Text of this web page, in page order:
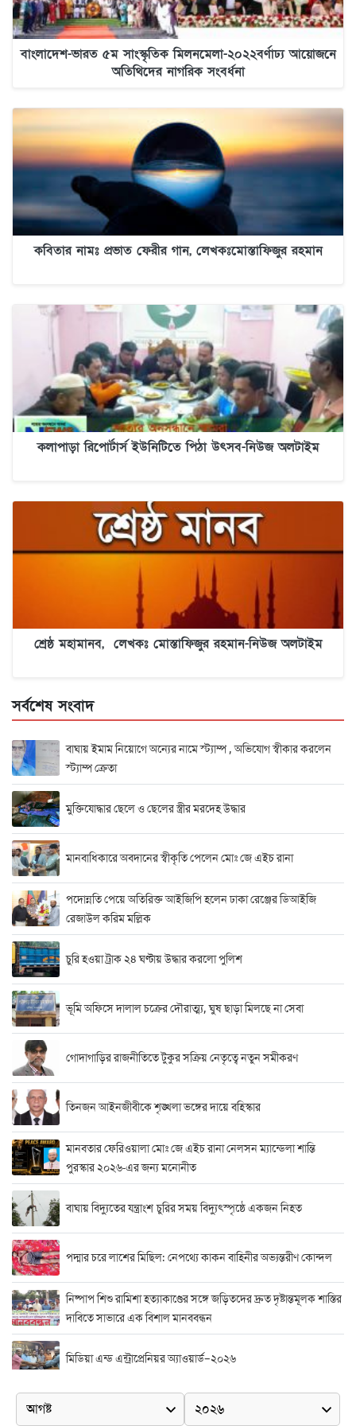
বাংলাদেশ-ভারত ৫ম সাংস্কৃতিক মিলনমেলা-২০২২বর্ণাঢ্য আয়োজনে
অতিথিদের নাগরিক সংবর্ধনা
কবিতার নামঃ প্রভাত ফেরীর গান, লেখকঃমোস্তাফিজুর রহমান
কলাপাড়া রিপোর্টার্স ইউনিটিতে পিঠা উৎসব-নিউজ অলটাইম
শ্রেষ্ঠ মহামানব, লেখকঃ মোস্তাফিজুর রহমান-নিউজ অলটাইম
সর্বশেষ সংবাদ
বাঘায় ইমাম নিয়োগে অন্যের নামে স্ট্যাম্প , অভিযোগ স্বীকার করলেন
স্ট্যাম্প ক্রেতা
মুক্তিযোদ্ধার ছেলে ও ছেলের স্ত্রীর মরদেহ উদ্ধার
মানবাধিকারে অবদানের স্বীকৃতি পেলেন মোঃ জে এইচ রানা
পদোন্নতি পেয়ে অতিরিক্ত আইজিপি হলেন ঢাকা রেঞ্জের ডিআইজি
রেজাউল করিম মল্লিক
চুরি হওয়া ট্রাক ২৪ ঘণ্টায় উদ্ধার করলো পুলিশ
ভূমি অফিসে দালাল চক্রের দৌরাত্ম্য, ঘুষ ছাড়া মিলছে না সেবা
গোদাগাড়ির রাজনীতিতে টুকুর সক্রিয় নেতৃত্বে নতুন সমীকরণ
তিনজন আইনজীবীকে শৃঙ্খলা ভঙ্গের দায়ে বহিস্কার
মানবতার ফেরিওয়ালা মোঃ জে এইচ রানা নেলসন ম্যান্ডেলা শান্তি
পুরস্কার ২০২৬-এর জন্য মনোনীত
বাঘায় বিদ্যুতের যন্ত্রাংশ চুরির সময় বিদ্যুৎস্পৃষ্ঠে একজন নিহত
পদ্মার চরে লাশের মিছিল: নেপথ্যে কাকন বাহিনীর অভ্যন্তরীণ কোন্দল
নিষ্পাপ শিশু রামিশা হত্যাকাণ্ডের সঙ্গে জড়িতদের দ্রুত দৃষ্টান্তমূলক শাস্তির
দাবিতে সাভারে এক বিশাল মানববন্ধন
মিডিয়া এন্ড এন্ট্রাপ্রেনিয়র অ্যাওয়ার্ড–২০২৬
র‍্যাবের বিশেষ অভিযান: বিদেশি পিস্তল, গুলি, মাদক ও নগদ অর্থ উদ্ধার,